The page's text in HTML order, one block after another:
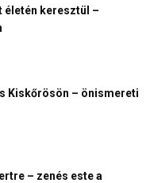
életén keresztül –
Kiskőrösön – önismereti
– zenés este a